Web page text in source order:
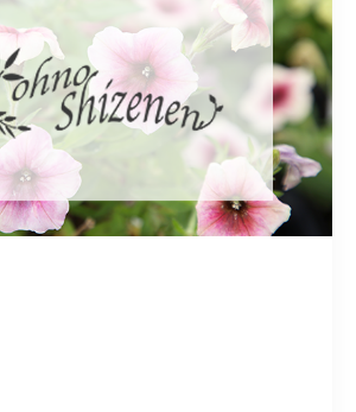
ネットショップ
YouTube
造園/施工専用HP